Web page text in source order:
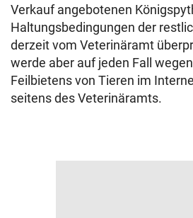
Verkauf angebotenen
Haltungsbedingungen der
derzeit vom Veterinäramt
werde aber auf jeden Fall
Feilbietens von Tieren im
seitens des Veterinäramts.